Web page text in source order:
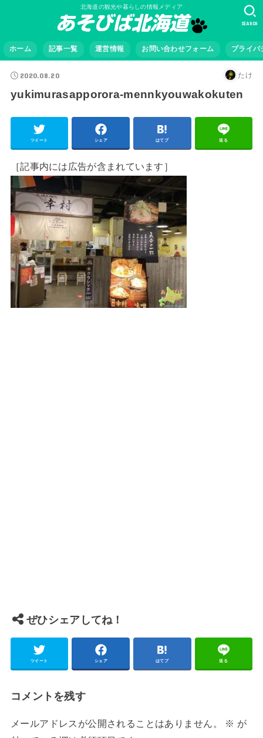
北海道の観光や暮らしの情報メディア
ホーム 記事一覧 運営情報 お問い合わせフォーム プライバ
SEARCH
2020.08.20 たけ
yukimurasapporora-mennkyouwakokuten
ツイート シェア はてブ 送る
［記事内には広告が含まれています］
ぜひシェアしてね！
ツイート シェア はてブ 送る
コメントを残す
メールアドレスが公開されることはありません。 ※ が